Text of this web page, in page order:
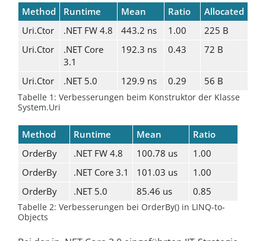
Method Runtime Mean Ratio
Allocated
Uri.Ctor
.NET FW 4.8 443.2 ns 1.00
225 B
Uri.Ctor
.NET Core
3.1
192.3 ns 0.43 72 B
Uri.Ctor .NET 5.0 129.9 ns 0.29 56 B
Tabelle 1: Verbesserungen beim Konstruktor der Klasse
System.Uri
Method Runtime Mean
Ratio
OrderBy
.NET FW 4.8 100.78 us
1.00
OrderBy
.NET Core 3.1 101.03 us
1.00
OrderBy
.NET 5.0 85.46 us 0.85
Tabelle 2: Verbesserungen bei OrderBy() in LINQ-to-
Objects